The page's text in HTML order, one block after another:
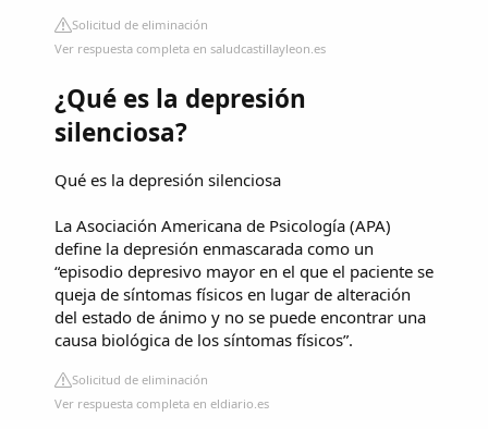
Solicitud de eliminación
Ver respuesta completa en saludcastillayleon.es
¿Qué es la depresión
silenciosa?
Qué es la depresión silenciosa
La Asociación Americana de Psicología (APA)
define la depresión enmascarada como un
“episodio depresivo mayor en el que el paciente se
queja de síntomas físicos en lugar de alteración
del estado de ánimo y no se puede encontrar una
causa biológica de los síntomas físicos”.
Solicitud de eliminación
Ver respuesta completa en eldiario.es